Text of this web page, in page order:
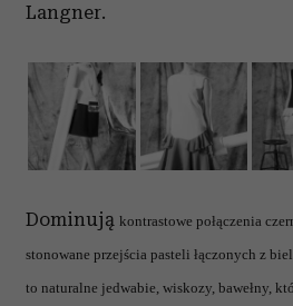
Langner.
Dominują kontrastowe połączenia
stonowane przejścia pasteli łączonych z
to naturalne jedwabie, wiskozy, bawełny,